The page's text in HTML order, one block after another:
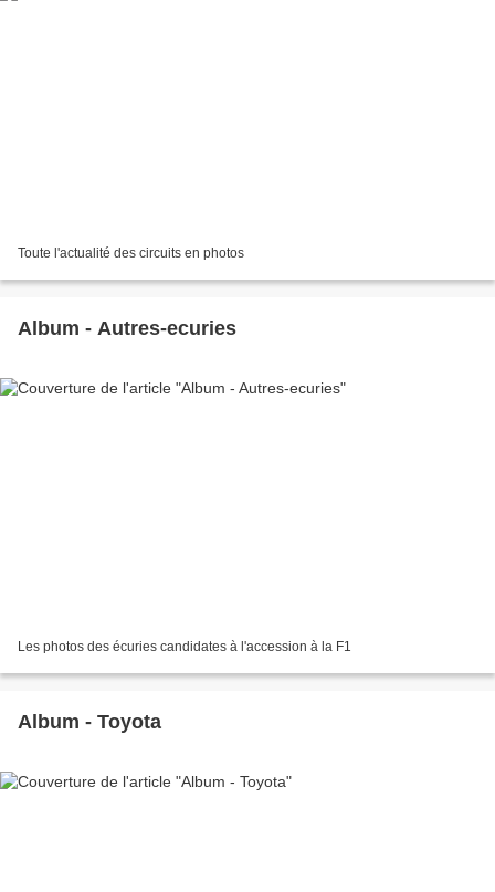
Toute l'actualité des circuits en photos
Album - Autres-ecuries
Les photos des écuries candidates à l'accession à la F1
Album - Toyota